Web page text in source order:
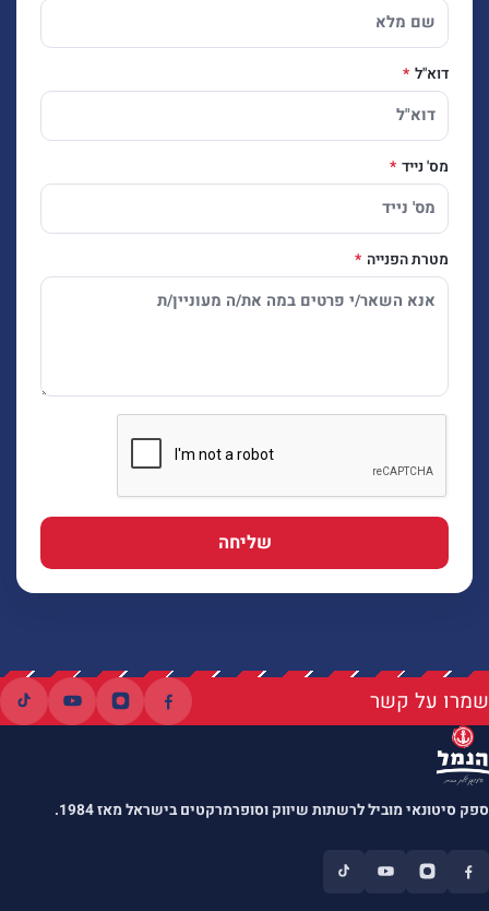
דוא"ל
מס' נייד
מטרת הפנייה
שליחה
שמרו על קשר
ספק סיטונאי מוביל לרשתות שיווק וסופרמרקטים בישראל מאז 1984.